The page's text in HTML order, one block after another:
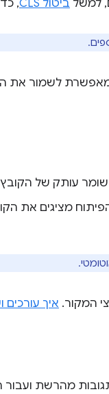
למשל ביטול CLS ,
לשמור את
שומר עותק של
מציגים את
המקור. איך